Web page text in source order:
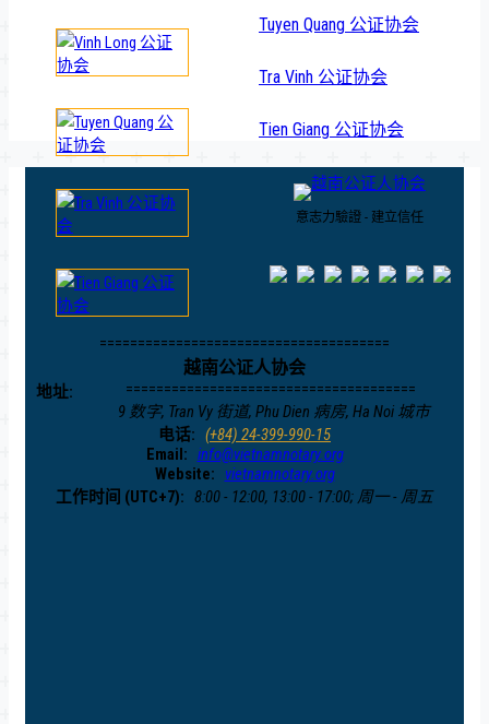
Tuyen Quang 公证协会
Tra Vinh 公证协会
Tien Giang 公证协会
意志力驗證 - 建立信任
======================================
越南公证人协会
======================================
地址:
9 数字, Tran Vy 街道, Phu Dien 病房, Ha Noi 城市
电话: (+84) 24-399-990-15
Email: info@vietnamnotary.org
Website:
vietnamnotary.org
工作时间 (UTC+7): 8:00 - 12:00, 13:00 - 17:00; 周一 - 周五